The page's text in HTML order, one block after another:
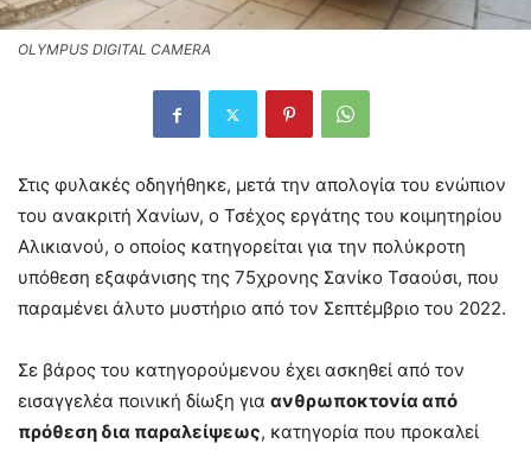
OLYMPUS DIGITAL CAMERA
Στις φυλακές οδηγήθηκε, μετά την απολογία του ενώπιον
του ανακριτή Χανίων, ο Τσέχος εργάτης του κοιμητηρίου
Αλικιανού, ο οποίος κατηγορείται για την πολύκροτη
υπόθεση εξαφάνισης της 75χρονης Σανίκο Τσαούσι, που
παραμένει άλυτο μυστήριο από τον Σεπτέμβριο του 2022.
Σε βάρος του κατηγορούμενου έχει ασκηθεί από τον
εισαγγελέα ποινική δίωξη για ανθρωποκτονία από
πρόθεση δια παραλείψεως, κατηγορία που προκαλεί